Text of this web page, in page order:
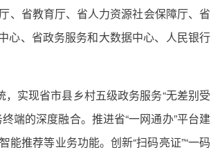
、省教育厅、省人力资源社会保障厅、省
心、省政务服务和大数据中心、人民银行
，实现省市县乡村五级政务服务“无差别受
端的深度融合。推进省“一网通办”平台建
推荐等业务功能。创新“扫码亮证”“一码